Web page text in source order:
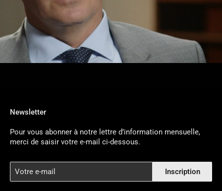
Newsletter
Pour vous abonner à notre lettre d’information mensuelle,
merci de saisir votre e-mail ci-dessous.
Inscription